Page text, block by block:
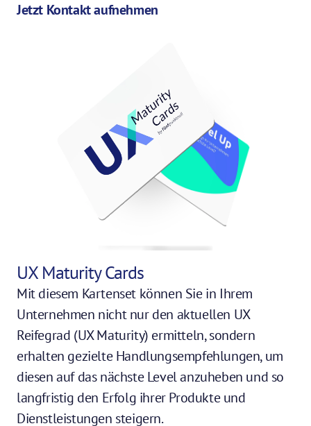
Jetzt Kontakt aufnehmen
UX Maturity Cards
Mit diesem Kartenset können Sie in Ihrem
Unternehmen nicht nur den aktuellen UX
Reifegrad (UX Maturity) ermitteln, sondern
erhalten gezielte Handlungsempfehlungen, um
diesen auf das nächste Level anzuheben und so
langfristig den Erfolg ihrer Produkte und
Dienstleistungen steigern.